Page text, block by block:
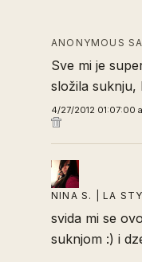
ANONYMOUS
Sve mi je
složila suknju,
4/27/2012 01:07:00
NINA S. | LA
svida mi se
suknjom :) i